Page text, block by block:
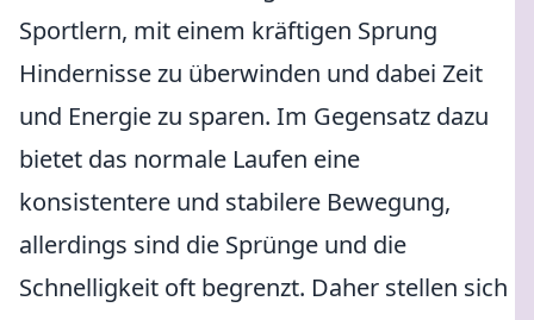
Sportlern, mit einem kräftigen Sprung
Hindernisse zu überwinden und dabei Zeit
und Energie zu sparen. Im Gegensatz dazu
bietet das normale Laufen eine
konsistentere und stabilere Bewegung,
allerdings sind die Sprünge und die
Schnelligkeit oft begrenzt. Daher stellen sich